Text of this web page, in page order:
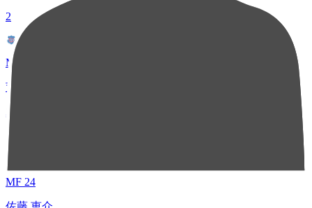
2
MF 7
荒木 翔
39
3
MF 24